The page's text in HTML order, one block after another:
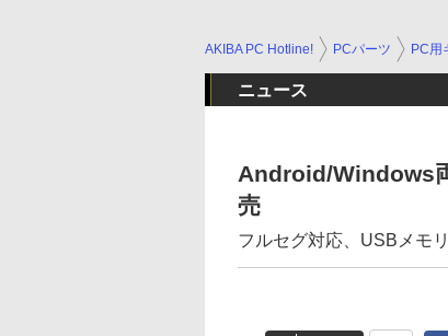
AKIBA PC Hotline! PCパーツ PC用
ニュース
Android/Windows
売
フルセグ対応、USBメモ